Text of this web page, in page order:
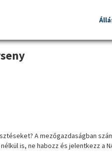
A mezőgazdaságban
is, ne habozz és jelentkezz a